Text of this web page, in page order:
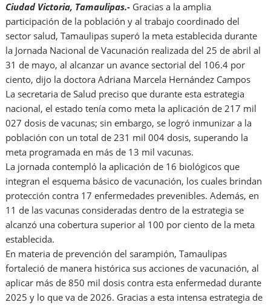
Ciudad Victoria, Tamaulipas.- Gracias a la amplia
participación de la población y al trabajo coordinado del
sector salud, Tamaulipas superó la meta establecida durante
la Jornada Nacional de Vacunación realizada del 25 de abril al
31 de mayo, al alcanzar un avance sectorial del 106.4 por
ciento, dijo la doctora Adriana Marcela Hernández Campos
La secretaria de Salud preciso que durante esta estrategia
nacional, el estado tenía como meta la aplicación de 217 mil
027 dosis de vacunas; sin embargo, se logró inmunizar a la
población con un total de 231 mil 004 dosis, superando la
meta programada en más de 13 mil vacunas.
La jornada contempló la aplicación de 16 biológicos que
integran el esquema básico de vacunación, los cuales brindan
protección contra 17 enfermedades prevenibles. Además, en
11 de las vacunas consideradas dentro de la estrategia se
alcanzó una cobertura superior al 100 por ciento de la meta
establecida.
En materia de prevención del sarampión, Tamaulipas
fortaleció de manera histórica sus acciones de vacunación, al
aplicar más de 850 mil dosis contra esta enfermedad durante
2025 y lo que va de 2026. Gracias a esta intensa estrategia de